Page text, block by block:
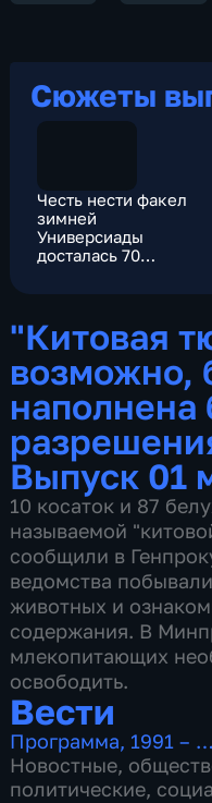
Сюжеты
Честь нести факел
зимней
Универсиады
досталась 70
"Китовая
возможно,
наполнена
Выпуск 01
10 косаток и 87
называемой
сообщили в
ведомства
животных и
содержания. В
млекопитающих
освободить.
Вести
Программа, 1991 – …
Новостные,
политические,